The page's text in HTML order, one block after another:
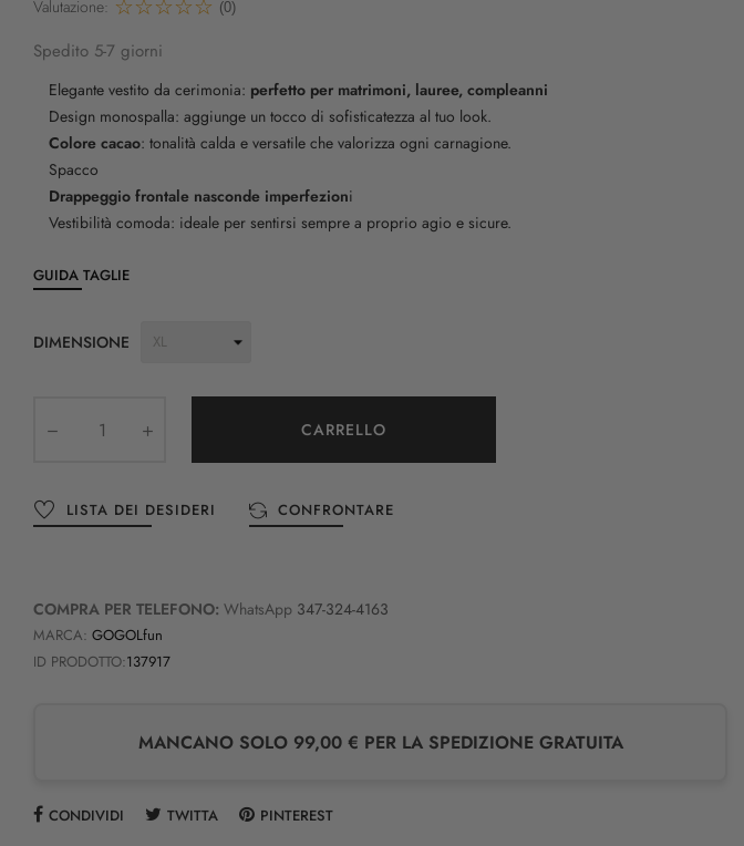
Valutazione: (0)
Spedito 5-7 giorni
Elegante vestito da cerimonia: perfetto per matrimoni, lauree, compleanni
Design monospalla: aggiunge un tocco di sofisticatezza al tuo look.
Colore cacao: tonalità calda e versatile che valorizza ogni carnagione.
Spacco
Drappeggio frontale nasconde imperfezioni
Vestibilità comoda: ideale per sentirsi sempre a proprio agio e sicure.
GUIDA TAGLIE
DIMENSIONE
CARRELLO
LISTA DEI DESIDERI CONFRONTARE
COMPRA PER TELEFONO: WhatsApp 347-324-4163
MARCA: GOGOLfun
ID PRODOTTO:137917
MANCANO SOLO 99,00 € PER LA SPEDIZIONE GRATUITA
CONDIVIDI TWITTA PINTEREST